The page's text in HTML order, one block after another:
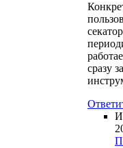
сразу